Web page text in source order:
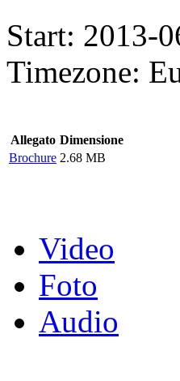
Start: 2013-
Timezone:
Allegato Dimensione
Brochure 2.68 MB
Video
Foto
Audio